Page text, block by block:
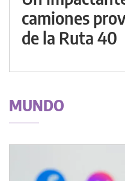
camiones
de la Ruta 40
MUNDO